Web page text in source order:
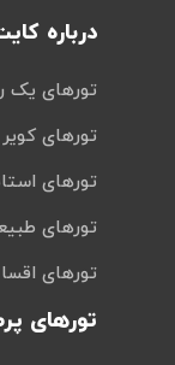
درباره
تورهای یک
تورهای
تورهای
تورهای
تورهای
تورهای